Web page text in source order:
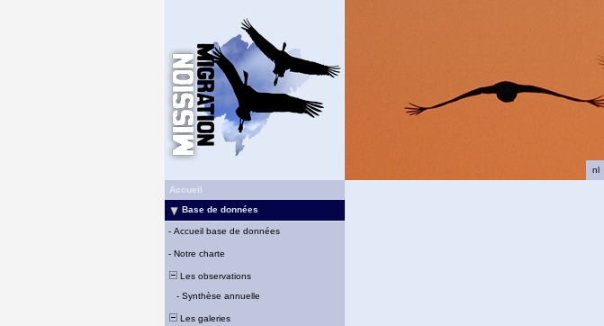
nl
Accueil
Base de données
- Accueil base de données
- Notre charte
Les observations
- Synthèse annuelle
Les galeries